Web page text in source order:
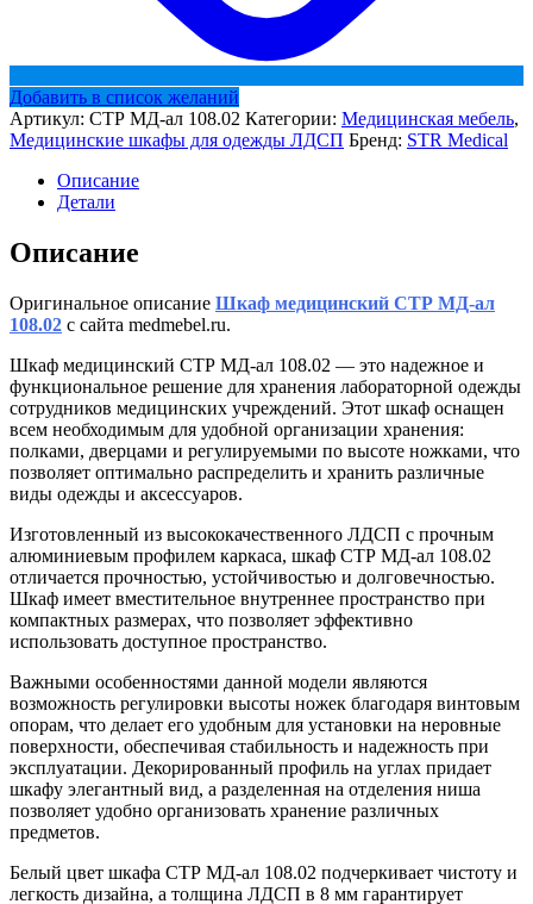
Добавить в список желаний
Артикул: СТР МД-ал 108.02 Категории: Медицинская мебель,
Медицинские шкафы для одежды ЛДСП Бренд: STR Medical
Описание
Детали
Описание
Оригинальное описание Шкаф медицинский СТР МД-ал
108.02 с сайта medmebel.ru.
Шкаф медицинский СТР МД-ал 108.02 — это надежное и
функциональное решение для хранения лабораторной одежды
сотрудников медицинских учреждений. Этот шкаф оснащен
всем необходимым для удобной организации хранения:
полками, дверцами и регулируемыми по высоте ножками, что
позволяет оптимально распределить и хранить различные
виды одежды и аксессуаров.
Изготовленный из высококачественного ЛДСП с прочным
алюминиевым профилем каркаса, шкаф СТР МД-ал 108.02
отличается прочностью, устойчивостью и долговечностью.
Шкаф имеет вместительное внутреннее пространство при
компактных размерах, что позволяет эффективно
использовать доступное пространство.
Важными особенностями данной модели являются
возможность регулировки высоты ножек благодаря винтовым
опорам, что делает его удобным для установки на неровные
поверхности, обеспечивая стабильность и надежность при
эксплуатации. Декорированный профиль на углах придает
шкафу элегантный вид, а разделенная на отделения ниша
позволяет удобно организовать хранение различных
предметов.
Белый цвет шкафа СТР МД-ал 108.02 подчеркивает чистоту и
легкость дизайна, а толщина ЛДСП в 8 мм гарантирует